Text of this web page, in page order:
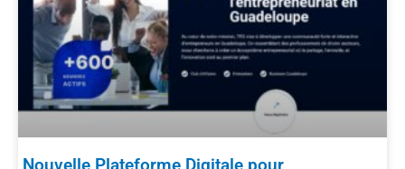
Nouvelle Plateforme Digitale pour